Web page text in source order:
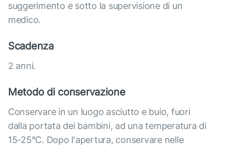
suggerimento e sotto la supervisione di un
medico.
Scadenza
2 anni.
Metodo di conservazione
Conservare in un luogo asciutto e buio, fuori
dalla portata dei bambini, ad una temperatura di
15-25°C. Dopo l'apertura, conservare nelle